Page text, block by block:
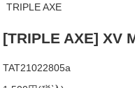
TRIPLE AXE
[TRIPLE AXE] XV
TAT21022805a